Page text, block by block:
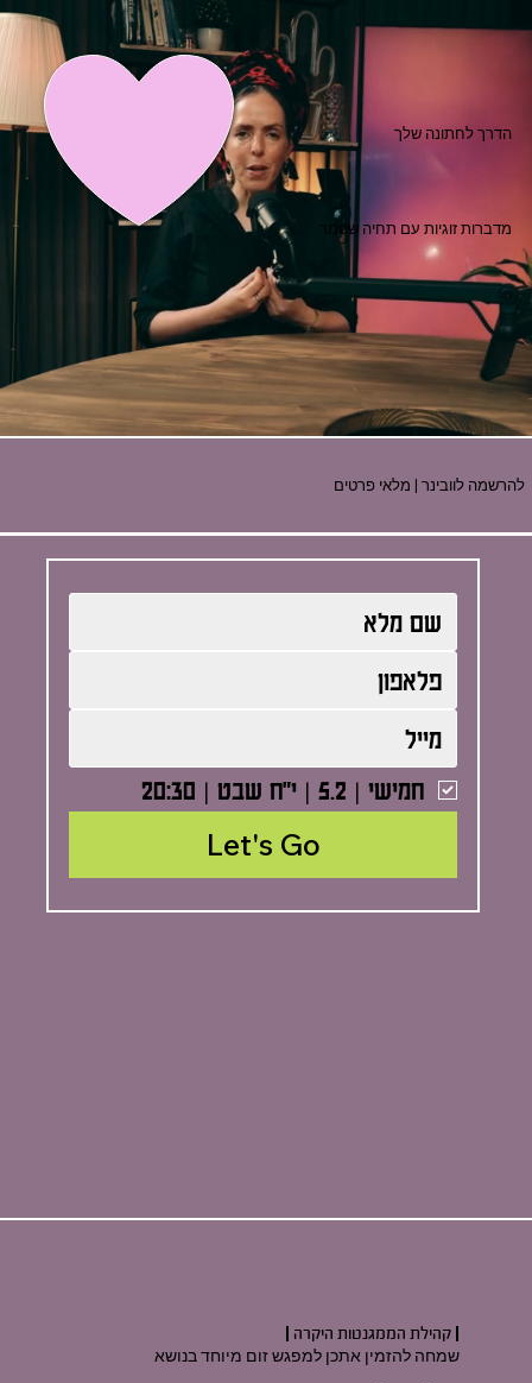
הדרך לחתונה שלך
מדברות זוגיות עם תחיה שטמר
להרשמה לוובינר | מלאי פרטים
חמישי | 5.2 | י"ח שבט | 20:30
Let's Go
|קהילת הממגנטות היקרה |
שמחה להזמין אתכן למפגש זום מיוחד בנושא